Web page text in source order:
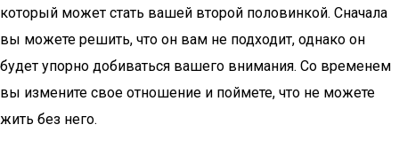
который может стать вашей второй половинкой. Сначала
вы можете решить, что он вам не подходит, однако он
будет упорно добиваться вашего внимания. Со временем
вы измените свое отношение и поймете, что не можете
жить без него.